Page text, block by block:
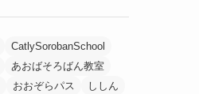
CatlySorobanSchool
あおばそろばん教室
おおぞらパス
ししん